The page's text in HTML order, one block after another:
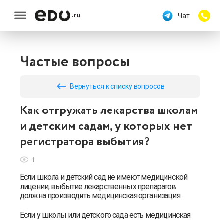
Чат
Частые вопросы
keyboard_backspace Вернуться к списку вопросов
Как отгружать лекарства школам
и детским садам, у которых нет
регистратора выбытия?
1
Если школа и детский сад не имеют медицинской
лицении, выбытие лекарственных препаратов
должна производить медицинская организация.
Если у школы или детского сада есть медицинская